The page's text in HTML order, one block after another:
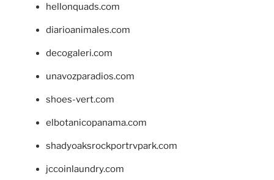
hellonquads.com
diarioanimales.com
decogaleri.com
unavozparadios.com
shoes-vert.com
elbotanicopanama.com
shadyoaksrockportrvpark.com
jccoinlaundry.com